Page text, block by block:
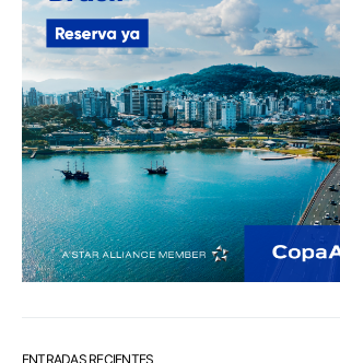
ENTRADAS RECIENTES